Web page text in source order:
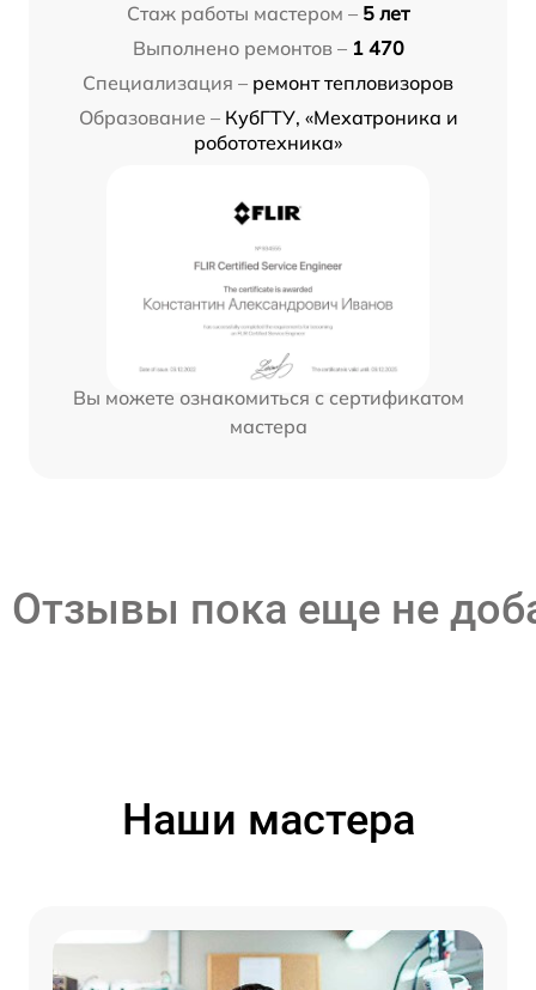
Стаж работы мастером – 5 лет
Выполнено ремонтов – 1 470
Специализация – ремонт тепловизоров
Образование – КубГТУ, «Мехатроника и
робототехника»
Вы можете ознакомиться с сертификатом
мастера
Отзывы пока еще не
Наши мастера